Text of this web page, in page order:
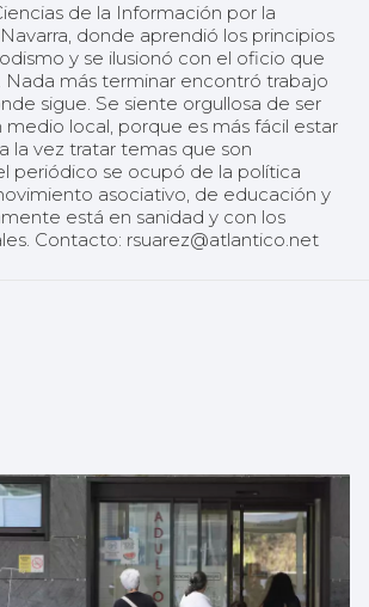
de la Información por la
donde aprendió los principios
y se ilusionó con el oficio que
Nada más terminar encontró trabajo
sigue. Se siente orgullosa de ser
medio local, porque es más fácil estar
la vez tratar temas que son
periódico se ocupó de la política
asociativo, de educación y
está en sanidad y con los
Contacto: rsuarez@atlantico.net